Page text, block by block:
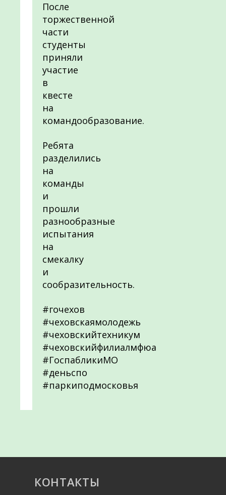
После
торжественной
части
студенты
приняли
участие
в
квесте
на
командообразование.
Ребята
разделились
на
команды
и
прошли
разнообразные
испытания
на
смекалку
и
сообразительность.
#гочехов
#чеховскаямолодежь
#чеховскийтехникум
#чеховскийфилиалмфюа
#ГоспабликиМО
#деньспо
#паркиподмосковья
КОНТАКТЫ